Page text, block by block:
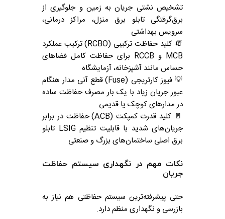
تشخیص نشتی جریان به زمین و جلوگیری از
برق‌گرفتگی تابلو برق منزل، مراکز درمانی،
سرویس بهداشتی
🧯 کلید حفاظت ترکیبی (RCBO) ترکیب عملکرد
MCB و RCCB برای حفاظت کامل فضاهای
حساس مانند آشپزخانه، آزمایشگاه
💡 فیوز کارتریجی (Fuse) قطع آنی مدار هنگام
عبور جریان زیاد با یک بار مصرف حفاظت ساده
در مدارهای کوچک یا قدیمی
🚪 کلید قدرت کمپکت (ACB) حفاظت در برابر
جریان‌های شدید با قابلیت تنظیم LSIG تابلو
برق اصلی ساختمان‌های بزرگ و صنعتی
نکات مهم در نگهداری سیستم حفاظت
جریان
حتی پیشرفته‌ترین سیستم حفاظتی هم نیاز به
بازرسی و نگهداری منظم دارد.